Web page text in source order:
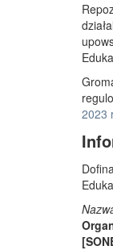
2023